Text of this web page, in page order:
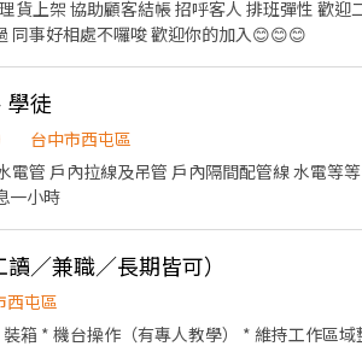
中市太平區育仁南路82號 南屯區 南屯春安 - 智取店：台中市南屯區春安二街38號1樓 南
南屯區永春南路56巷12號 南屯忠勇店：台中
中市南屯區大英街144號 南屯大墩店：台中
台中市南屯區文心南路46號 南屯向心店：台中市南屯區向心
號 台中建成店：台中市南區建成路1675號 台
高工路480號 大里區 大里爽文 - 智取店：台中市大里區爽文路975號 大里金城 - 智
城路798號 大里永大 - 智取店：台中市大里
大里區德芳路二段43號 大里塗城店：台中市
段387號 烏日三榮 - 智取店：台中市烏日區三
路三段331號 (以上門店缺額有限，可應徵多間店唷) 💖因應徵人多缺額異
留言 全名✚電話 附上 職缺標題截圖即可✍🏻 ③
崇德店：台中市北區崇德路一段163號 台中
五權店：台中市西區五權五街82-2號 台中
區 太平大興 - 智取店：台中市太平區大興路138號 太平光興 - 智取店：台
中市太平區育仁南路82號 南屯區 南屯春安 - 智取店：台中市南屯區春安二街38號1樓 南
屯區永春南路56巷12號 南屯忠勇店：台中
中市南屯區大英街144號 南屯大墩店：台中
台中市南屯區文心南路46號 南屯向心店：台中市南屯區向心
號 台中建成店：台中市南區建成路1675號 台
高工路480號 大里區 大里爽文 - 智取店：台中市大里區爽文路975號 大里金城 - 智
城路798號 大里永大 - 智取店：台中市大里
▶應徵職缺-電洽或加LI NE即可預約 ▶
☑撥打電話:0975-348-990【可傳簡訊】
貨上架 協助顧客結帳 招呼客人 排班彈性 歡
同事好相處不囉唆 歡迎你的加入😊😊😊
學徒
台中市西屯區
電管 戶內拉線及吊管 戶內隔間配管線 水電
一小時
／兼職／長期皆可）
西屯區
箱 * 機台操作（有專人教學） * 維持工作區域